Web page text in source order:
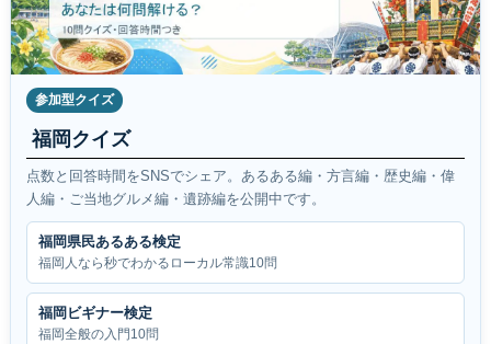
参加型クイズ
福岡クイズ
点数と回答時間をSNSでシェア。あるある編・方言編・歴史編・偉
人編・ご当地グルメ編・遺跡編を公開中です。
福岡県民あるある検定
福岡人なら秒でわかるローカル常識10問
福岡ビギナー検定
福岡全般の入門10問